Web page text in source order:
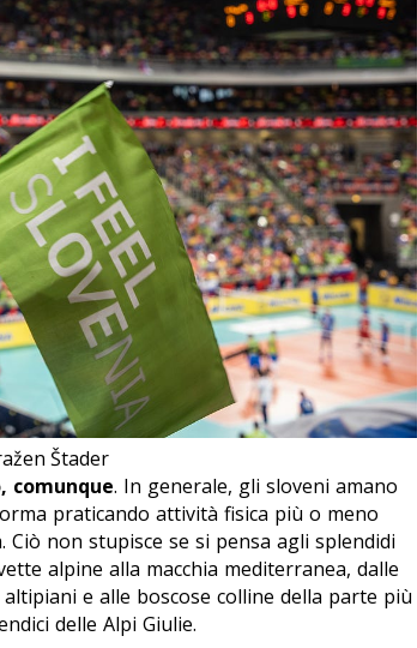
Štader
comunque. In generale, gli sloveni amano
praticando attività fisica più o meno
non stupisce se si pensa agli splendidi
alpine alla macchia mediterranea, dalle
e alle boscose colline della parte più
delle Alpi Giulie.